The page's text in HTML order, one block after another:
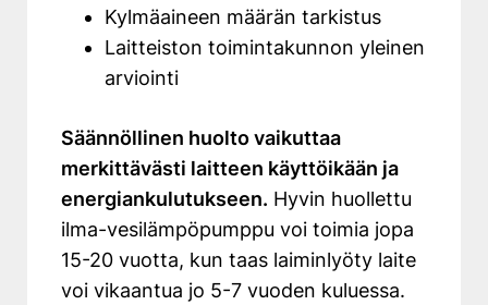
Kylmäaineen määrän tarkistus
Laitteiston toimintakunnon yleinen
arviointi
Säännöllinen huolto vaikuttaa
merkittävästi laitteen käyttöikään ja
energiankulutukseen. Hyvin huollettu
ilma-vesilämpöpumppu voi toimia jopa
15-20 vuotta, kun taas laiminlyöty laite
voi vikaantua jo 5-7 vuoden kuluessa.